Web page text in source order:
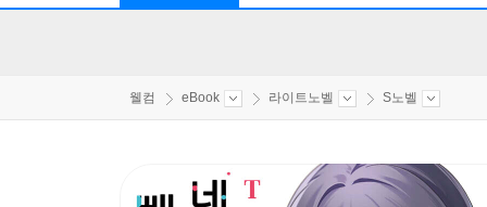
웰컴 eBook 라이트노벨 S노벨